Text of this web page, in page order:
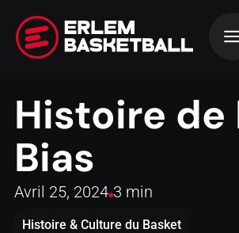
Histoire de
Bias
Avril 25, 2024 3 min
Histoire & Culture du Basket